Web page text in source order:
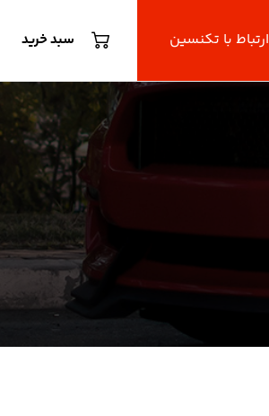
سبد خرید ارتباط با تکنسین